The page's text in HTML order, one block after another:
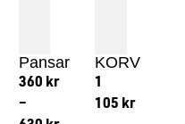
Pansar
360 kr
–
KORV
1
105 kr